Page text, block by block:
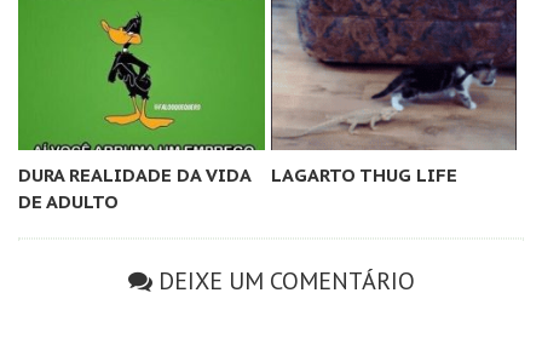
DURA REALIDADE DA VIDA
DE ADULTO
LAGARTO THUG LIFE
DEIXE UM COMENTÁRIO